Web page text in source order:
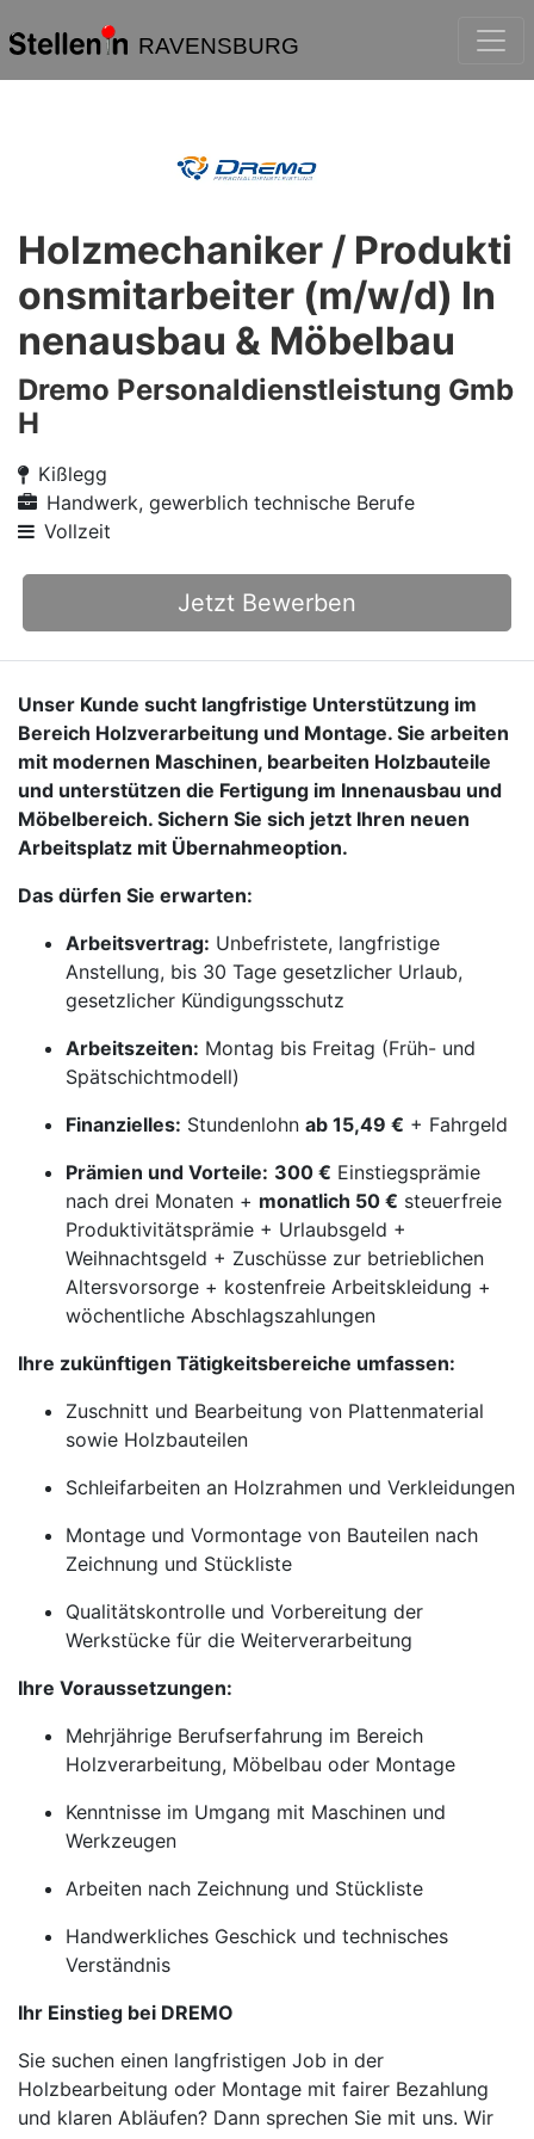
RAVENSBURG
Holzmechaniker / Produkti
onsmitarbeiter (m/w/d) In
nenausbau & Möbelbau
Dremo Personaldienstleistung Gmb
H
Kißlegg
Handwerk, gewerblich technische Berufe
Vollzeit
Jetzt Bewerben
Unser Kunde sucht langfristige Unterstützung im
Bereich Holzverarbeitung und Montage. Sie arbeiten
mit modernen Maschinen, bearbeiten Holzbauteile
und unterstützen die Fertigung im Innenausbau und
Möbelbereich. Sichern Sie sich jetzt Ihren neuen
Arbeitsplatz mit Übernahmeoption.
Das dürfen Sie erwarten:
Arbeitsvertrag: Unbefristete, langfristige
Anstellung, bis 30 Tage gesetzlicher Urlaub,
gesetzlicher Kündigungsschutz
Arbeitszeiten: Montag bis Freitag (Früh- und
Spätschichtmodell)
Finanzielles: Stundenlohn ab 15,49 € + Fahrgeld
Prämien und Vorteile: 300 € Einstiegsprämie
nach drei Monaten + monatlich 50 € steuerfreie
Produktivitätsprämie + Urlaubsgeld +
Weihnachtsgeld + Zuschüsse zur betrieblichen
Altersvorsorge + kostenfreie Arbeitskleidung +
wöchentliche Abschlagszahlungen
Ihre zukünftigen Tätigkeitsbereiche umfassen:
Zuschnitt und Bearbeitung von Plattenmaterial
sowie Holzbauteilen
Schleifarbeiten an Holzrahmen und Verkleidungen
Montage und Vormontage von Bauteilen nach
Zeichnung und Stückliste
Qualitätskontrolle und Vorbereitung der
Werkstücke für die Weiterverarbeitung
Ihre Voraussetzungen:
Mehrjährige Berufserfahrung im Bereich
Holzverarbeitung, Möbelbau oder Montage
Kenntnisse im Umgang mit Maschinen und
Werkzeugen
Arbeiten nach Zeichnung und Stückliste
Handwerkliches Geschick und technisches
Verständnis
Ihr Einstieg bei DREMO
Sie suchen einen langfristigen Job in der
Holzbearbeitung oder Montage mit fairer Bezahlung
und klaren Abläufen? Dann sprechen Sie mit uns. Wir